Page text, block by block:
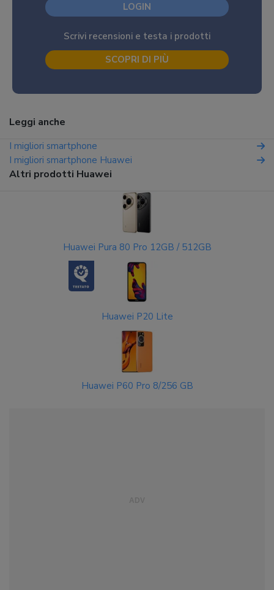
LOGIN
Scrivi recensioni e testa i prodotti
SCOPRI DI PIÙ
Leggi anche
I migliori smartphone
I migliori smartphone Huawei
Altri prodotti Huawei
Huawei Pura 80 Pro 12GB / 512GB
Huawei P20 Lite
Huawei P60 Pro 8/256 GB